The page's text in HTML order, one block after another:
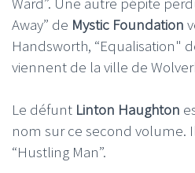
Away” de Mystic Foundation
Handsworth, “Equalisation"
viennent de la ville de
Le défunt Linton Haughton
nom sur ce second volume.
“Hustling Man”.